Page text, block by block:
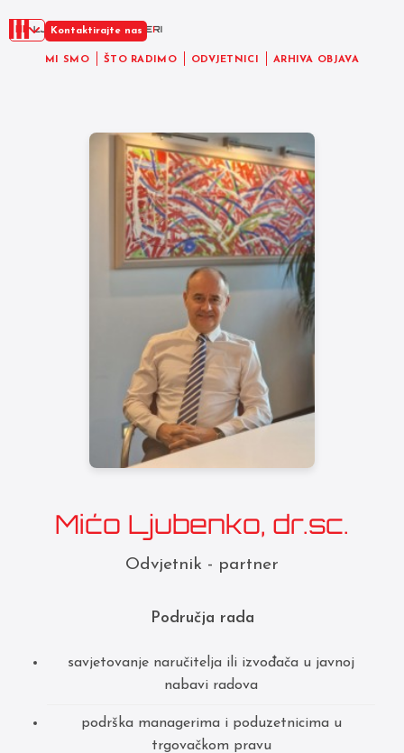
MI SMO ŠTO RADIMO ODVJETNICI ARHIVA OBJAVA
Kontaktirajte nas
Mićo Ljubenko, dr.sc.
Odvjetnik - partner
Područja rada
savjetovanje naručitelja ili izvođača u javnoj
nabavi radova
podrška managerima i poduzetnicima u
trgovačkom pravu